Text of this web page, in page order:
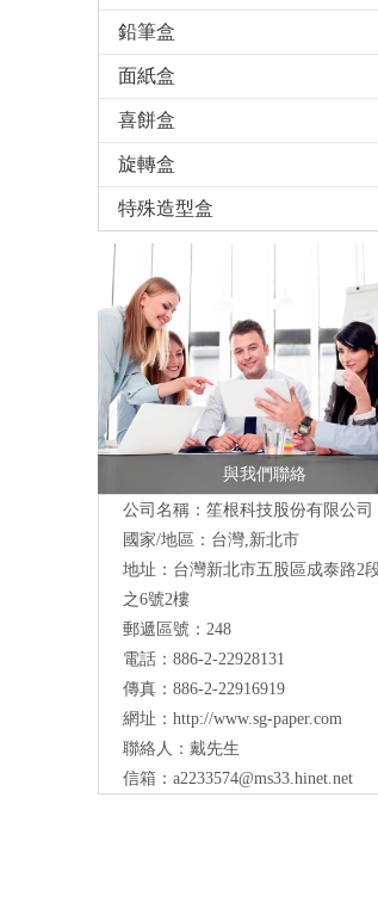
鉛筆盒
面紙盒
喜餅盒
旋轉盒
特殊造型盒
與我們聯絡
公司名稱：笙根科技股份有限公司
國家/地區：台灣,新北市
地址：台灣新北市五股區成泰路2
之6號2樓
郵遞區號：248
電話：886-2-22928131
傳真：886-2-22916919
網址： http://www.sg-paper.com
聯絡人：戴先生
信箱： a2233574@ms33.hinet.net